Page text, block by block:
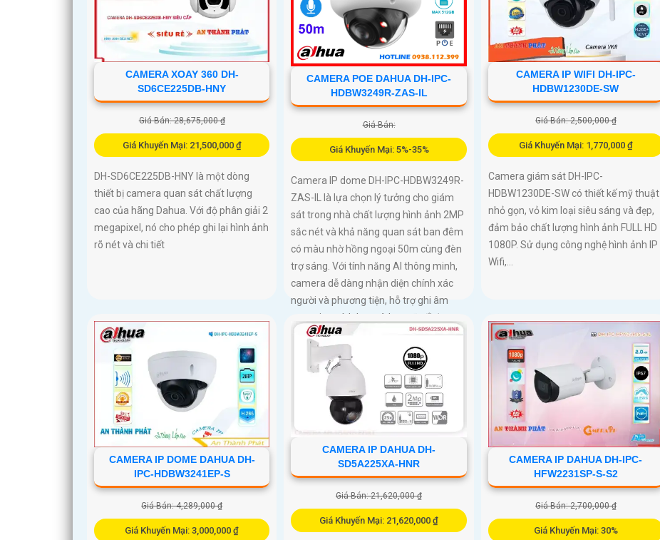
CAMERA XOAY 360 DH-
SD6CE225DB-HNY
Giá Bán: 28,675,000 ₫
Giá Khuyến Mại: 21,500,000 ₫
DH-SD6CE225DB-HNY là một dòng
thiết bị camera quan sát chất lượng
cao của hãng Dahua. Với độ phân giải 2
megapixel, nó cho phép ghi lại hình ảnh
rõ nét và chi tiết
CAMERA POE DAHUA DH-IPC-
HDBW3249R-ZAS-IL
Giá Bán:
Giá Khuyến Mại: 5%-35%
Camera IP dome DH-IPC-HDBW3249R-
ZAS-IL là lựa chọn lý tưởng cho giám
sát trong nhà chất lượng hình ảnh 2MP
sắc nét và khả năng quan sát ban đêm
có màu nhờ hồng ngoại 50m cùng đèn
trợ sáng. Với tính năng AI thông minh,
camera dễ dàng nhận diện chính xác
người và phương tiện, hỗ trợ ghi âm
qua micro tích hợp và lưu trữ tối đa
512GB qua khe thẻ nhớ, camera hỗ trợ
CAMERA IP WIFI DH-IPC-
HDBW1230DE-SW
Giá Bán: 2,500,000 ₫
Giá Khuyến Mại: 1,770,000 ₫
Camera giám sát DH-IPC-
HDBW1230DE-SW có thiết kế mỹ thuật
nhỏ gọn, vỏ kim loại siêu sáng và đẹp,
đảm bảo chất lượng hình ảnh FULL HD
1080P. Sử dụng công nghệ hình ảnh IP
Wifi,...
CAMERA IP DOME DAHUA DH-
IPC-HDBW3241EP-S
Giá Bán: 4,289,000 ₫
Giá Khuyến Mại: 3,000,000 ₫
CAMERA IP DAHUA DH-
SD5A225XA-HNR
Giá Bán: 21,620,000 ₫
Giá Khuyến Mại: 21,620,000 ₫
CAMERA IP DAHUA DH-IPC-
HFW2231SP-S-S2
Giá Bán: 2,700,000 ₫
Giá Khuyến Mại: 30%